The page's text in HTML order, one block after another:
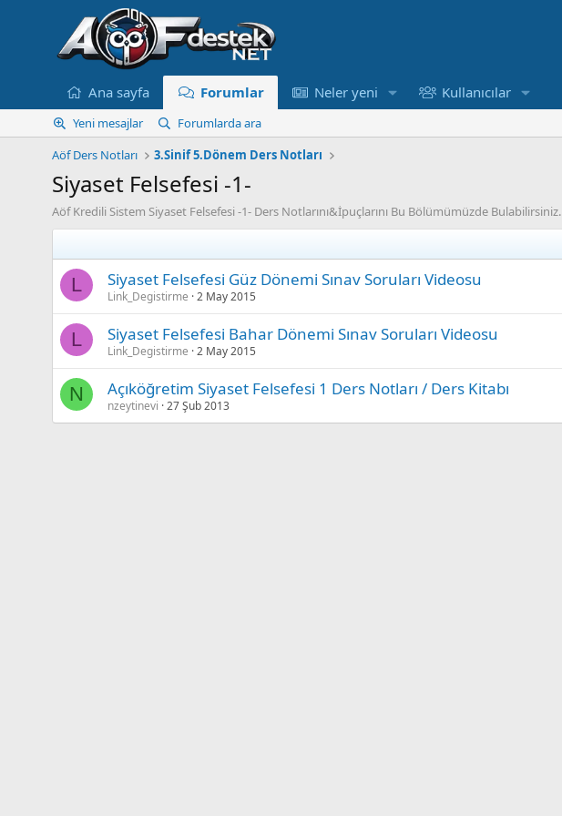
Ana sayfa Forumlar Neler yeni Kullanıcılar
Yeni mesajlar
Forumlarda ara
Aöf Ders Notları
3.Sinif 5.Dönem Ders Notları
Siyaset Felsefesi -1-
Aöf Kredili Sistem Siyaset Felsefesi -1- Ders Notlarını&İpuçlarını Bu Bölümümüzde Bulabilirsiniz.
L Siyaset Felsefesi Güz Dönemi Sınav Soruları Videosu
Link_Degistirme 2 May 2015
L Siyaset Felsefesi Bahar Dönemi Sınav Soruları Videosu
Link_Degistirme 2 May 2015
N Açıköğretim Siyaset Felsefesi 1 Ders Notları / Ders Kitabı
nzeytinevi 27 Şub 2013